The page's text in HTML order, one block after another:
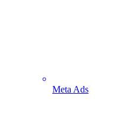
Meta Ads